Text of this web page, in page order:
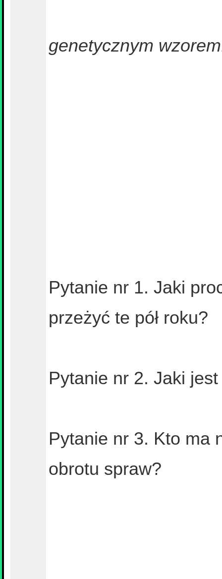
genetycznym
Pytanie nr 1. Jaki
przeżyć te pół roku?
Pytanie nr 2. Jaki
Pytanie nr 3. Kto ma
obrotu spraw?